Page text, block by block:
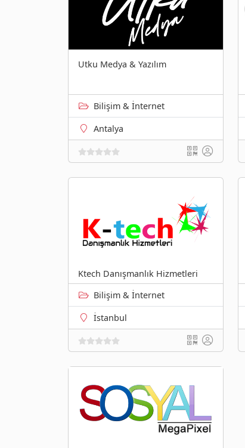
Utku Medya & Yazılım
Bilişim & İnternet
Antalya
Ktech Danışmanlık Hizmetleri
Bilişim & İnternet
İstanbul